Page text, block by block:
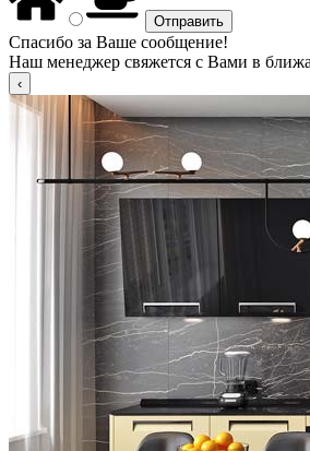
Спасибо за Ваше сообщение!
Наш менеджер свяжется с Вами в